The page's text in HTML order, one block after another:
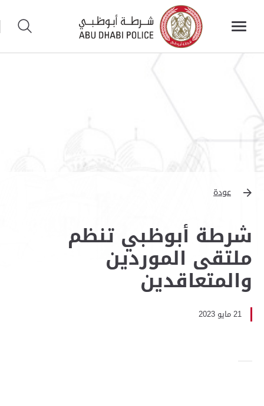
عودة
شرطة أبوظبي تنظم
ملتقى الموردين
والمتعاقدين
21 مايو 2023